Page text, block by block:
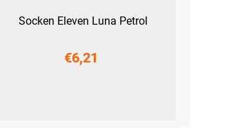
Socken Eleven Luna Petrol
€6,21